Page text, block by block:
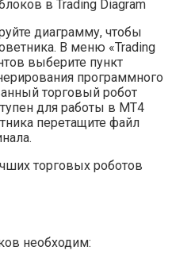
диаграмму, чтобы
В меню «Trading
выберите пункт
программного
торговый робот
для работы в МТ4
перетащите файл
торговых роботов
необходим: